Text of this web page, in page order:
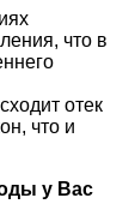
что в
отек
что и
у Вас